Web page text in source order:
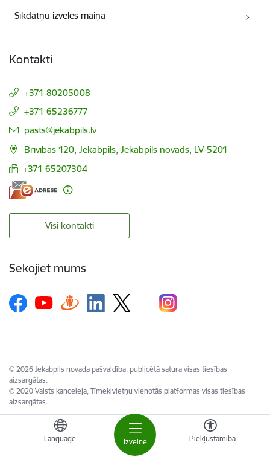
Izvēlne
Language Piekļūstamība
Sīkdatņu izvēles maiņa
Kontakti
+371 80205008
+371 65236777
E-pasts:
pasts@jekabpils.lv
Brīvības 120, Jēkabpils, Jēkabpils novads, LV-5201
+371 65207304
Visi kontakti
Sekojiet mums
© 2026 Jekabpils novada pašvaldība, publicētā satura visas tiesības
aizsargātas.
© 2020 Valsts kanceleja, Tīmekļvietņu vienotās platformas visas tiesības
aizsargātas.